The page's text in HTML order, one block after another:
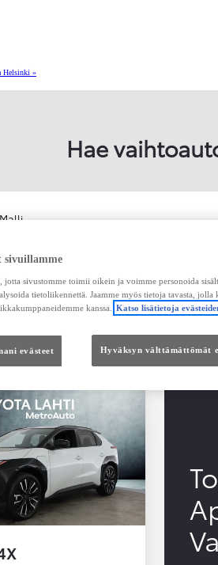
Helsinki »
Hae
Malli
33 osumaa
sivuillamme
jotta sivustomme toimii oikein ja voimme personoida
tietoliikennettä. Jaamme myös tietoja tavasta, jolla
kanssa.
Katso lisätietoja
evästeet Hyväksyn välttämättömät